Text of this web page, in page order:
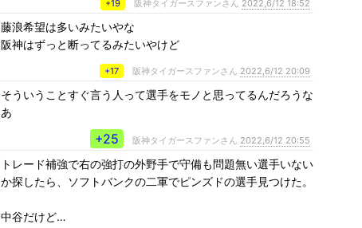
+19 阪神タイガースファンさん 2022,6/12 18:52
藤浪希望は多いみたいやな
阪神はずっと断ってるみたいやけど
+17 阪神タイガースファンさん 2022,6/12 20:09
そういうことすぐ言う人って選手をモノと思ってるんだろうな
あ
+25 阪神タイガースファンさん 2022,6/12 20:55
トレード補強で右の強打の外野手で守備も問題無い選手いない
か探したら、ソフトバンクの二軍でピンズドの選手見つけた。
中谷だけど…